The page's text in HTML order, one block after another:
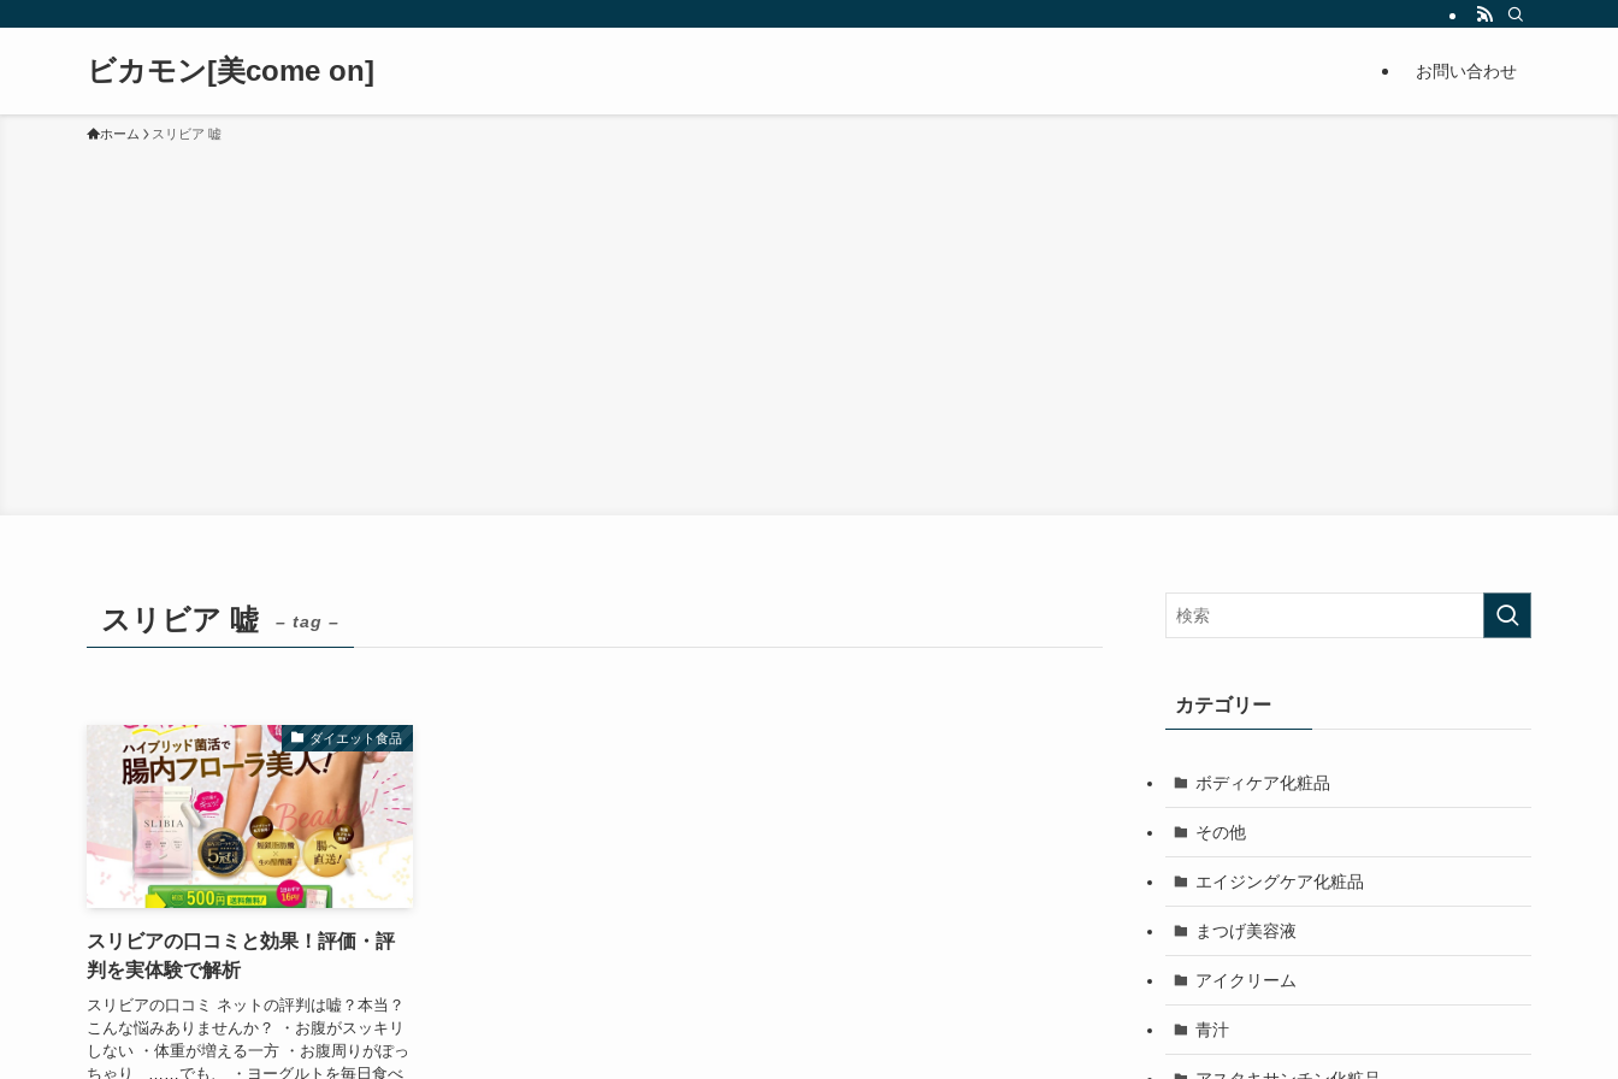
ビカモン[美come on] お問い合わせ
ホーム スリビア 嘘
スリビア 嘘 – tag –
ダイエット食品
スリビアの口コミと効果！評価・評
判を実体験で解析
スリビアの口コミ ネットの評判は嘘？本当？
こんな悩みありませんか？ ・お腹がスッキリ
しない ・体重が増える一方 ・お腹周りがぽっ
ちゃり ……でも、 ・ヨーグルトを毎日食べ
カテゴリー
ボディケア化粧品
その他
エイジングケア化粧品
まつげ美容液
アイクリーム
青汁